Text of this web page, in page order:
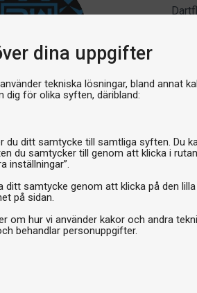
dina uppgifter
tekniska lösningar, bland annat
för olika syften, däribland:
du ditt samtycke till samtliga syften. Du
du samtycker till genom att klicka i rutan
inställningar”.
ditt samtycke genom att klicka på den lilla
på sidan.
om hur vi använder kakor och andra